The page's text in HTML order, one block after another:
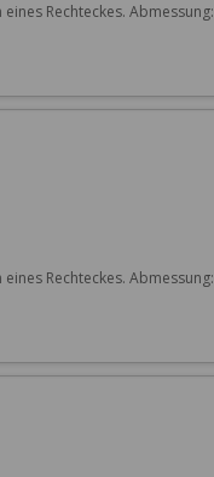
Rechteckes. Abmessung:
Rechteckes. Abmessung: